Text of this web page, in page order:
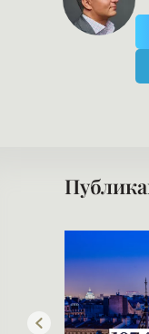
Нажимая на